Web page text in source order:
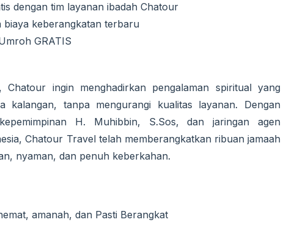
dengan tim layanan ibadah Chatour
biaya keberangkatan terbaru
GRATIS
ingin menghadirkan pengalaman spiritual yang
kalangan, tanpa mengurangi kualitas layanan. Dengan
H. Muhibbin, S.Sos, dan jaringan agen
Chatour Travel telah memberangkatkan ribuan jamaah
nyaman, dan penuh keberkahan.
amanah, dan Pasti Berangkat